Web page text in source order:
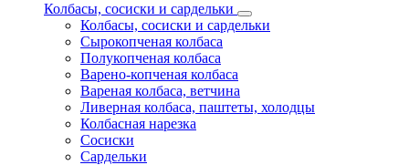
Колбасы, сосиски и сардельки
Колбасы, сосиски и сардельки
Сырокопченая колбаса
Полукопченая колбаса
Варено-копченая колбаса
Вареная колбаса, ветчина
Ливерная колбаса, паштеты, холодцы
Колбасная нарезка
Сосиски
Сардельки